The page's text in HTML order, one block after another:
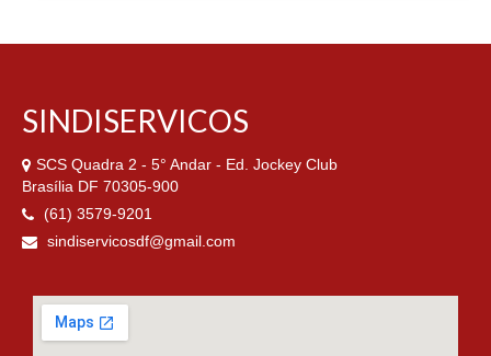
SINDISERVICOS
SCS Quadra 2 - 5° Andar - Ed. Jockey Club
Brasília DF 70305-900
(61) 3579-9201
sindiservicosdf@gmail.com